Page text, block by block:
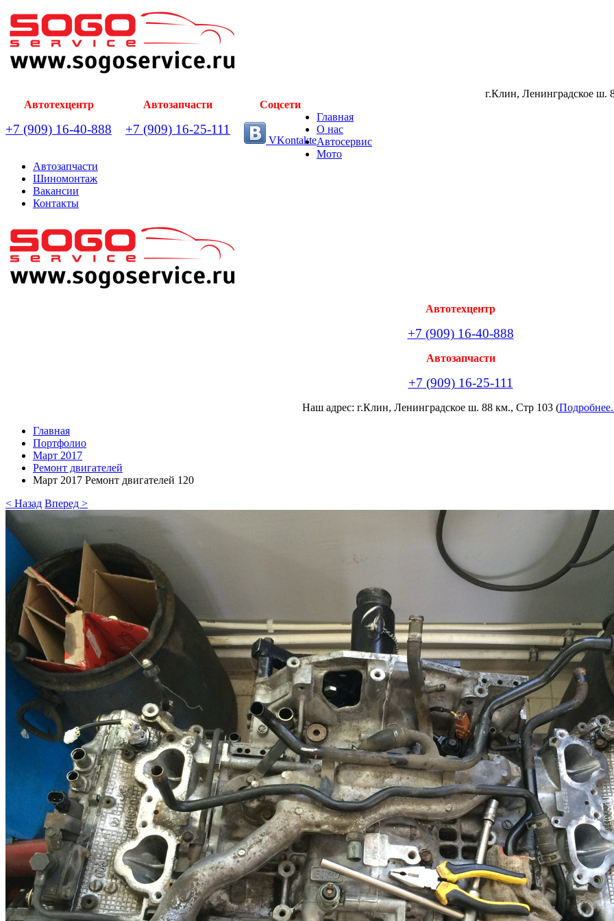
Автотехцентр
+7 (909) 16-40-888
Автозапчасти
+7 (909) 16-25-111
Соцсети
VKontakte
г.Клин, Ленинградское ш.
Главная
О нас
Автосервис
Мото
Автозапчасти
Шиномонтаж
Вакансии
Контакты
Автотехцентр
+7 (909) 16-40-888
Автозапчасти
+7 (909) 16-25-111
Наш адрес: г.Клин, Ленинградское ш. 88 км., Стр 103 (
Главная
Портфолио
Март 2017
Ремонт двигателей
Март 2017 Ремонт двигателей 120
< Назад Вперед >